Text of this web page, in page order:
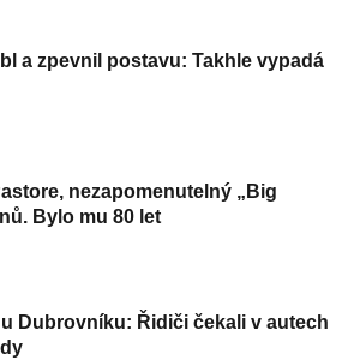
a zpevnil postavu: Takhle vypadá
nezapomenutelný „Big
Bylo mu 80 let
Dubrovníku: Řidiči čekali v autech